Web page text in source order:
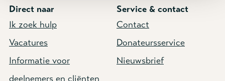
Direct naar
Ik zoek hulp
Vacatures
Informatie voor
deelnemers en cliënten
Service & contact
Contact
Donateursservice
Nieuwsbrief